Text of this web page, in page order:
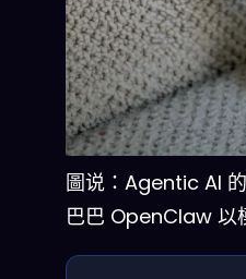
圖说：Agentic AI
巴巴 OpenClaw 以